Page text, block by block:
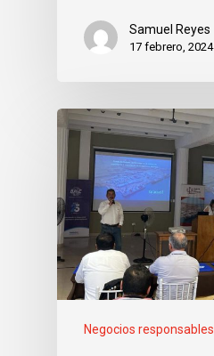
Samuel Reyes
17 febrero, 2024
Negocios responsables